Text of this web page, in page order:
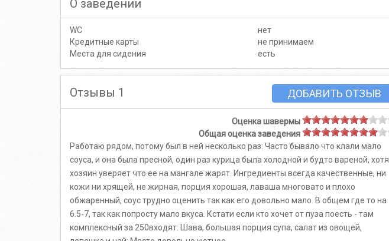
О заведении
WC
нет
Кредитные карты
не принимаем
Места для сидения
есть
Отзывы 1 ДОБАВИТЬ ОТЗЫВ
Оценка шавермы
Общая оценка заведения
Работаю рядом, потому был в ней несколько раз: Часто бывало что клали мало
соуса, и она была пресной, один раз курица была холодной и будто вареной, хотя
хозяин уверяет что ее на мангале жарят. Ингредиенты всегда качественные, ни
кожи ни хрящей, не жирная, порция хорошая, лаваша многовато и плохо
обжаренный, соус трудно оценить так как его довольно мало. В общем где то на
6.5-7, так как попросту мало вкуса. Кстати если кто хочет от пуза поесть - там
комплексный за 250входят: Шава, большая порция супа, салат из овощей,